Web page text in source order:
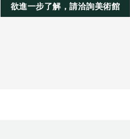
欲進一步了解，請洽詢美術館